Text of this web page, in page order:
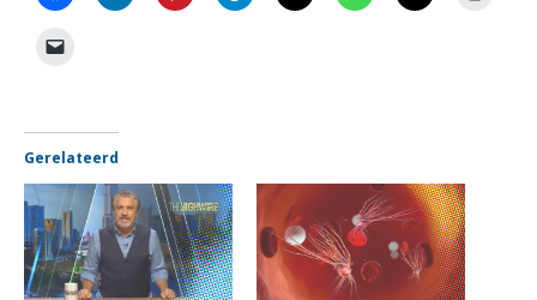
Gerelateerd